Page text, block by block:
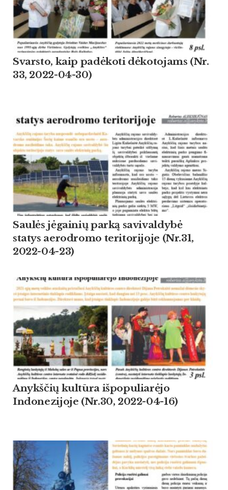
Svarsto, kaip padėkoti dėkotojams (Nr.
33, 2022-04-30)
Saulės jėgainių parką savivaldybė
statys aerodromo teritorijoje (Nr.31,
2022-04-23)
Anykščių kultūra išpopuliarėjo
Indonezijoje (Nr.30, 2022-04-16)